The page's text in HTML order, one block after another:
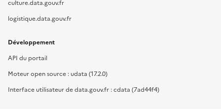
culture.data.gouv.fr
logistique.data.gouv.fr
Développement
API du portail
Moteur open source : udata (17.2.0)
Interface utilisateur de data.gouv.fr : cdata (7ad44f4)